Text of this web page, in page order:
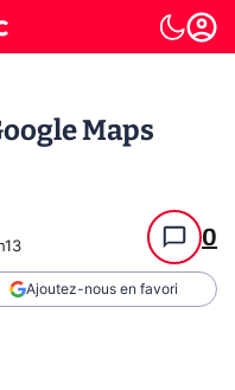
Maps
0
Ajoutez-nous en favori